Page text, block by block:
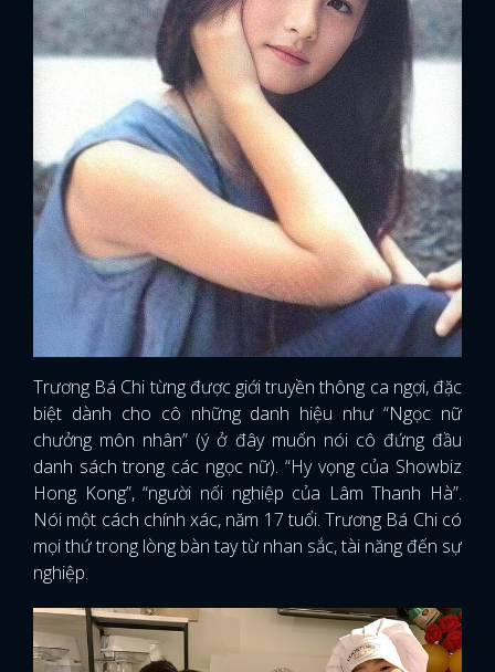
x
ĐĂNG NHẬP
Trương Bá Chi từng được giới truyền thông ca ngợi, đặc
biệt dành cho cô những danh hiệu như “Ngọc nữ
chưởng môn nhân” (ý ở đây muốn nói cô đứng đầu
danh sách trong các ngọc nữ). “Hy vọng của Showbiz
Hong Kong”, “người nối nghiệp của Lâm Thanh Hà”.
Nói một cách chính xác, năm 17 tuổi. Trương Bá Chi có
mọi thứ trong lòng bàn tay từ nhan sắc, tài năng đến sự
nghiệp.